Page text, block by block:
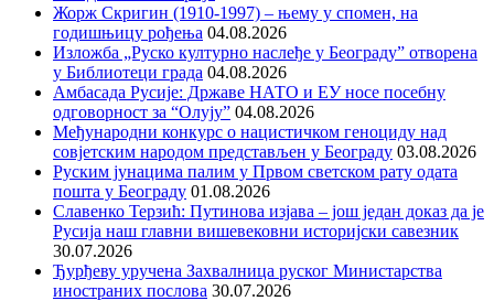
Жорж Скригин (1910-1997) – њему у спомен, на
годишњицу рођења 04.08.2026
Изложба „Руско културно наслеђе у Београду” отворена
у Библиотеци града 04.08.2026
Амбасада Русије: Државе НАТО и ЕУ носе посебну
одговорност за “Олују” 04.08.2026
Међународни конкурс о нацистичком геноциду над
совјетским народом представљен у Београду 03.08.2026
Руским јунацима палим у Првом светском рату одата
пошта у Београду 01.08.2026
Славенко Терзић: Путинова изјава – још један доказ да је
Русија наш главни вишевековни историјски савезник
30.07.2026
Ђурђеву уручена Захвалница руског Министарства
иностраних послова 30.07.2026